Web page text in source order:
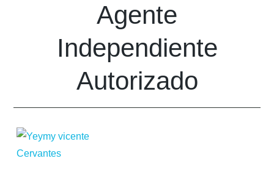
Agente
Independiente
Autorizado